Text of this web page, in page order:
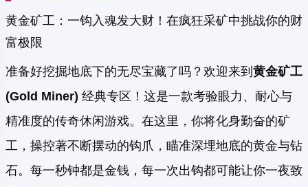
黄金矿工：一钩入魂发大财！在疯狂采矿中挑战你的财
富极限
准备好挖掘地底下的无尽宝藏了吗？欢迎来到 黄金矿工
(Gold Miner) 经典专区！这是一款考验眼力、耐心与
精准度的传奇休闲游戏。在这里，你将化身勤奋的矿
工，操控著不断摆动的钩爪，瞄准深埋地底的黄金与钻
石。每一秒钟都是金钱，每一次出钩都可能让你一夜致